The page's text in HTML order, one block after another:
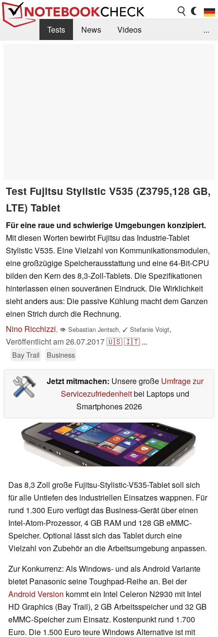
Tests News
Videos
...
Test Fujitsu Stylistic V535 (Z3795,128 GB,
LTE) Tablet
Für eine raue und schwierige Umgebungen konzipiert.
Mit diesen Worten bewirbt Fujitsu das Industrie-Tablet
Stylistic V535. Eine Vielzahl von Kommunikationsmodulen,
eine großzügige Speicherausstattung und eine 64-Bit-CPU
bilden den Kern des 8,3-Zoll-Tablets. Die Spezifikationen
hinterlassen einen souveränen Eindruck. Die Wirklichkeit
sieht anders aus: Die passive Kühlung macht dem Ganzen
einen Strich durch die Rechnung.
Nino Ricchizzi, 👁 Sebastian Jentsch, ✓ Stefanie Voigt,
Veröffentlicht am26.07.2017🇺🇸🇮🇹 ...
Bay Trail Business
Jetzt mitmachen: Unsere große Umfrage zur
Servicezufriedenheitbei Laptops und
Smartphones 2026
Das 8,3 Zoll große Fujitsu-Stylistic-V535-Tablet soll sich
für alle Untiefen des industriellen Einsatzes wappnen. Für
rund 1.300 Euro verfügt das Business-Gerät über einen
Intel-Atom-Prozessor, 4 GB RAM und 128 GB eMMC-
Speicher. Optional lässt sich das Tablet durch eine
Vielzahl von Zubehör an die Arbeitsumgebung anpassen.
Zur Konkurrenz: Als Windows- und als Android Variante
bietet Panasonic seine Toughpad-Reihe an. Bei der
Android Version kommt ein Intel Celeron N2930 mit Intel
HD Graphics (Bay Trail), 2 GB Arbeitsspeicher und 32 GB
eMMC-Speicher zum Einsatz. Kostenpunkt rund 1.700
Euro. Die 1.500 Euro teure Windows Alternative ist mit